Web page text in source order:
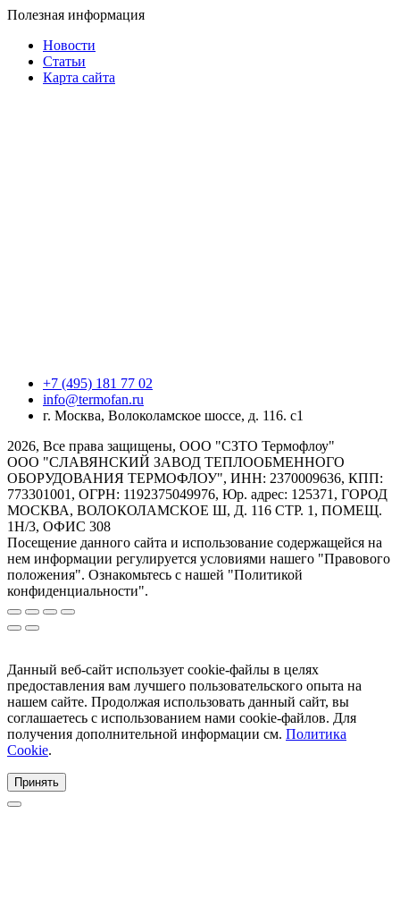
Полезная информация
Новости
Статьи
Карта сайта
+7 (495) 181 77 02
info@termofan.ru
г. Москва, Волоколамское шоссе, д. 116. с1
2026, Все права защищены, ООО "СЗТО Термофлоу"
ООО "СЛАВЯНСКИЙ ЗАВОД ТЕПЛООБМЕННОГО
ОБОРУДОВАНИЯ ТЕРМОФЛОУ", ИНН: 2370009636, КПП:
773301001, ОГРН: 1192375049976, Юр. адрес: 125371, ГОРОД
МОСКВА, ВОЛОКОЛАМСКОЕ Ш, Д. 116 СТР. 1, ПОМЕЩ.
1Н/3, ОФИС 308
Посещение данного сайта и использование содержащейся на
нем информации регулируется условиями нашего "Правового
положения". Ознакомьтесь с нашей "Политикой
конфиденциальности".
Данный веб-сайт использует cookie-файлы в целях
предоставления вам лучшего пользовательского опыта на
нашем сайте. Продолжая использовать данный сайт, вы
соглашаетесь с использованием нами cookie-файлов. Для
получения дополнительной информации см. Политика
Cookie.
Принять